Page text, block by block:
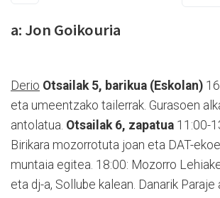
a: Jon Goikouria
Derio Otsailak 5, barikua (Eskolan)
eta umeentzako tailerrak. Gurasoen
antolatua. Otsailak 6, zapatua 11:00-
Birikara mozorrotuta joan eta DAT-
muntaia egitea. 18:00: Mozorro
eta dj-a, Sollube kalean. Danarik Paraje